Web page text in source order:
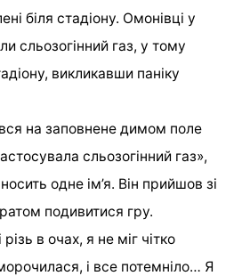
біля стадіону. Омонівці у
сльозогінний газ, у тому
викликавши паніку
на заповнене димом поле
сльозогінний газ»,
одне ім’я. Він прийшов зі
подивитися гру.
в очах, я не міг чітко
і все потемніло… Я